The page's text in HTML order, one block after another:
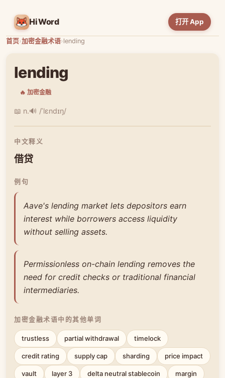
HiWord 打开 App
首页›加密金融术语›lending
lending
🔥 加密金融
📖 n.🔊 /ˈlɛndɪŋ/
中文释义
借贷
例句
Aave's lending market lets depositors earn
interest while borrowers access liquidity
without selling assets.
Permissionless on-chain lending removes the
need for credit checks or traditional financial
intermediaries.
加密金融术语中的其他单词
trustless partial withdrawal timelock
credit rating supply cap sharding price impact
vault layer 3 delta neutral stablecoin margin